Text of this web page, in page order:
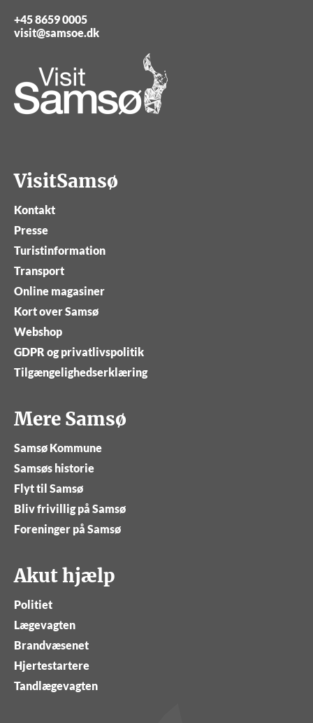
+45 8659 0005
visit@samsoe.dk
VisitSamsø
Kontakt
Presse
Turistinformation
Transport
Online magasiner
Kort over Samsø
Webshop
GDPR og privatlivspolitik
Tilgængelighedserklæring
Mere Samsø
Samsø Kommune
Samsøs historie
Flyt til Samsø
Bliv frivillig på Samsø
Foreninger på Samsø
Akut hjælp
Politiet
Lægevagten
Brandvæsenet
Hjertestartere
Tandlægevagten